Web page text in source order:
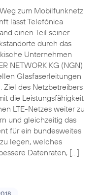
zum Mobilfunknetz
lässt Telefónica
einen Teil seiner
durch das
Unternehmen
NETWORK KG (NGN)
Glasfaserleitungen
Ziel des Netzbetreibers
die Leistungsfähigkeit
LTE-Netzes weiter zu
und gleichzeitig das
für ein bundesweites
legen, welches
Datenraten, […]